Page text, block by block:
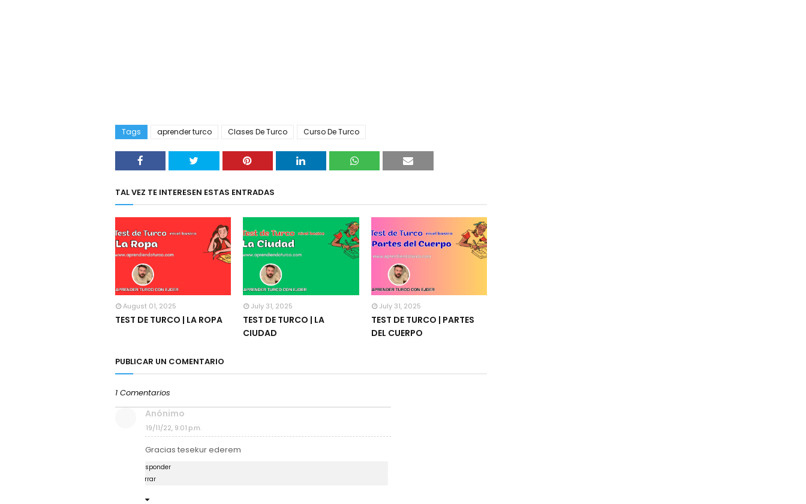
Tags aprender turco Clases De Turco Curso De Turco
TAL VEZ TE INTERESEN ESTAS ENTRADAS
August 01, 2025
TEST DE TURCO | LA ROPA
July 31, 2025
TEST DE TURCO | LA
CIUDAD
July 31, 2025
TEST DE TURCO | PARTES
DEL CUERPO
PUBLICAR UN COMENTARIO
1 Comentarios
Anónimo
19/11/22, 9:01 p.m.
Gracias tesekur ederem
Responder
Borrar